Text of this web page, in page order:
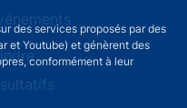
des services proposés par des
et Youtube) et génèrent des
conformément à leur